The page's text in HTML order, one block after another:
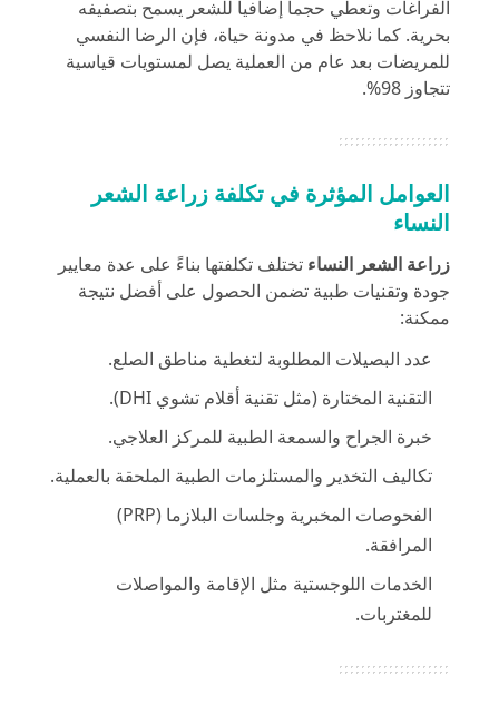
الفراغات وتعطي حجماً إضافياً للشعر يسمح بتصفيفه
بحرية. كما نلاحظ في مدونة حياة، فإن الرضا النفسي
للمريضات بعد عام من العملية يصل لمستويات قياسية
تتجاوز 98%.
العوامل المؤثرة في تكلفة زراعة الشعر
النساء
زراعة الشعر النساء تختلف تكلفتها بناءً على عدة معايير
جودة وتقنيات طبية تضمن الحصول على أفضل نتيجة
ممكنة:
عدد البصيلات المطلوبة لتغطية مناطق الصلع.
التقنية المختارة (مثل تقنية أقلام تشوي DHI).
خبرة الجراح والسمعة الطبية للمركز العلاجي.
تكاليف التخدير والمستلزمات الطبية الملحقة بالعملية.
الفحوصات المخبرية وجلسات البلازما (PRP)
المرافقة.
الخدمات اللوجستية مثل الإقامة والمواصلات
للمغتربات.